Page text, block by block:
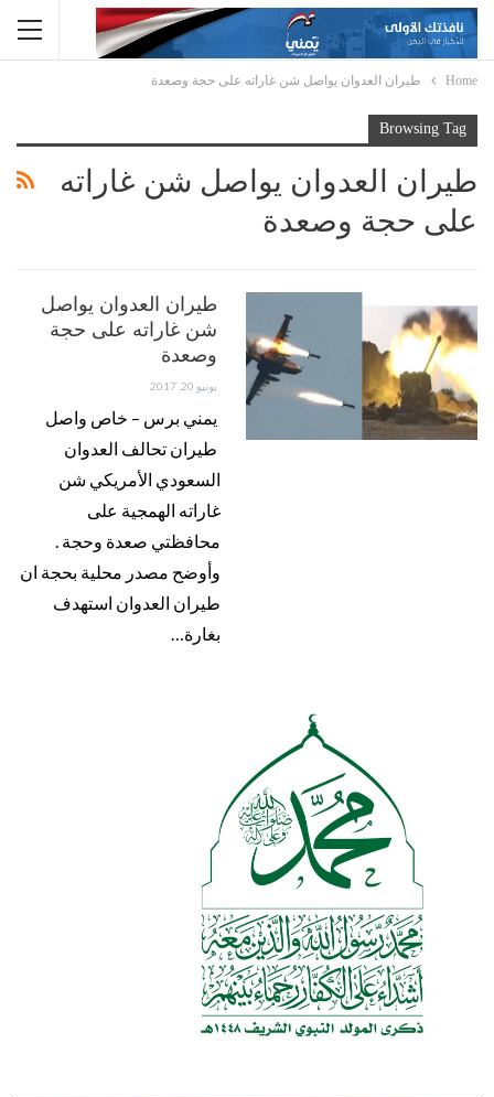
Home طيران العدوان يواصل شن غاراته على حجة وصعدة
Browsing Tag
طيران العدوان يواصل شن غاراته
على حجة وصعدة
طيران العدوان يواصل
شن غاراته على حجة
وصعدة
يونيو 20, 2017
يمني برس – خاص واصل
طيران تحالف العدوان
السعودي الأمريكي شن
غاراته الهمجية على
محافظتي صعدة وحجة .
وأوضح مصدر محلية بحجة ان
طيران العدوان استهدف
بغارة…